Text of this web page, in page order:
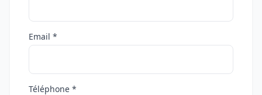
Email *
Téléphone *